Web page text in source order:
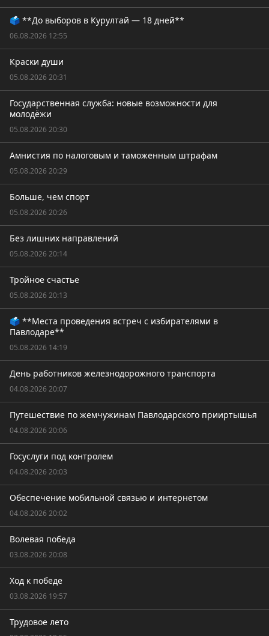
🗳️ **До выборов в Курултай — 18 дней**
06.08.2026 12:55
Краски души
05.08.2026 20:31
Государственная служба: новые возможности для
молодёжи
05.08.2026 20:30
Амнистия по налоговым и таможенным штрафам
05.08.2026 20:29
Больше, чем спорт
05.08.2026 20:26
Без лишних направлений
05.08.2026 20:14
Тройное счастье
05.08.2026 20:13
🗳️ **Места проведения встреч с избирателями в
Павлодаре**
05.08.2026 14:19
День работников железнодорожного транспорта
04.08.2026 20:07
Путешествие по жемчужинам Павлодарского прииртышья
04.08.2026 20:06
Госуслуги под контролем
04.08.2026 20:03
Обеспечение мобильной связью и интернетом
04.08.2026 20:02
Волевая победа
03.08.2026 20:08
Ход к победе
03.08.2026 19:57
Трудовое лето